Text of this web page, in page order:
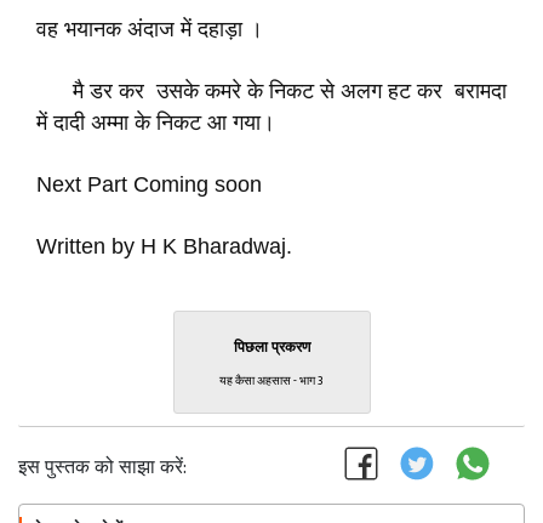
वह भयानक अंदाज में दहाड़ा ।
मै डर कर उसके कमरे के निकट से अलग हट कर बरामदा
में दादी अम्मा के निकट आ गया।
Next Part Coming soon
Written by H K Bharadwaj.
पिछला प्रकरण
यह कैसा अहसास - भाग 3
इस पुस्तक को साझा करें: